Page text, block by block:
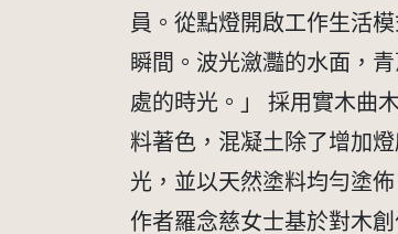
員。從點燈開啟工作生活
瞬間。波光瀲灩的水面，
處的時光。」 採用實木曲
料著色，混凝土除了增加
光，並以天然塗料均勻塗
作者羅念慈女士基於對木